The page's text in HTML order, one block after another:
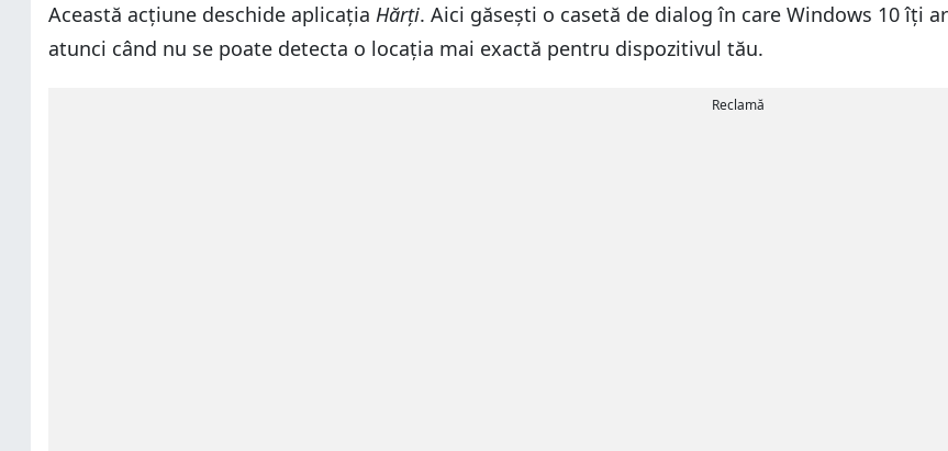
Această acțiune deschide aplicația Hărți. Aici găsești o casetă de dialog în care Windows 10 îți
atunci când nu se poate detecta o locația mai exactă pentru dispozitivul tău.
Reclamă